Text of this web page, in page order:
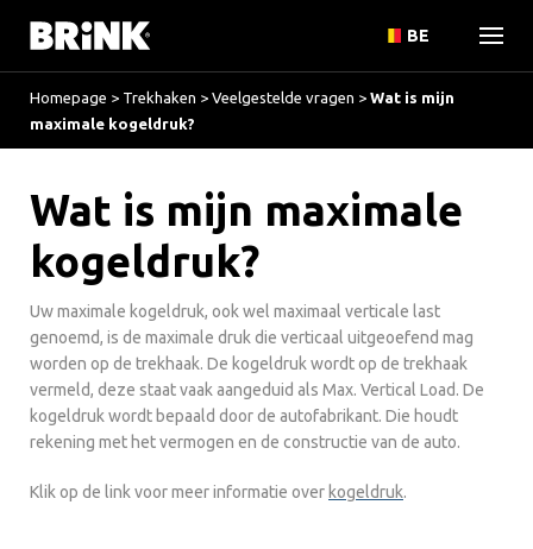
BE
Homepage > Trekhaken > Veelgestelde vragen > Wat is mijn
maximale kogeldruk?
Wat is mijn maximale
kogeldruk?
Uw maximale kogeldruk, ook wel maximaal verticale last
genoemd, is de maximale druk die verticaal uitgeoefend mag
worden op de trekhaak. De kogeldruk wordt op de trekhaak
vermeld, deze staat vaak aangeduid als Max. Vertical Load. De
kogeldruk wordt bepaald door de autofabrikant. Die houdt
rekening met het vermogen en de constructie van de auto.
Klik op de link voor meer informatie over kogeldruk.